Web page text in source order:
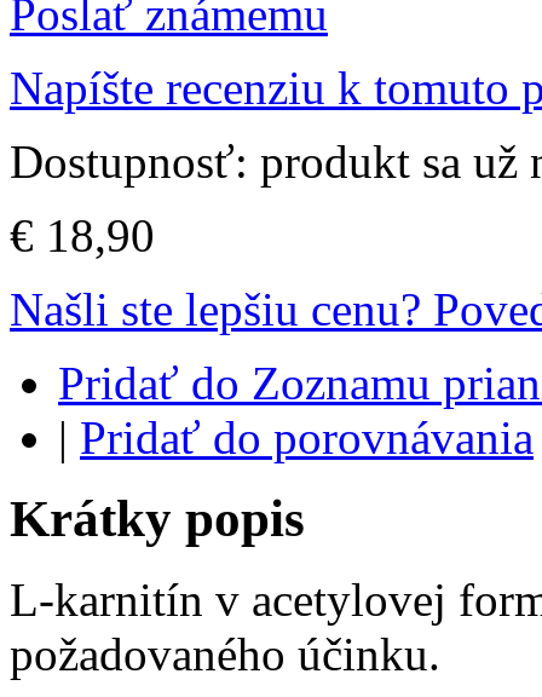
Poslať známemu
Napíšte recenziu k tomuto
Dostupnosť: produkt sa už
€ 18,90
Našli ste lepšiu cenu?
Pridať do Zoznamu
| Pridať do porovnávania
Krátky popis
L-karnitín v acetylovej
požadovaného účinku.